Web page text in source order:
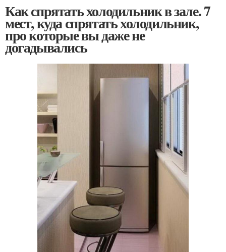
Как спрятать холодильник в зале. 7
мест, куда спрятать холодильник,
про которые вы даже не
догадывались